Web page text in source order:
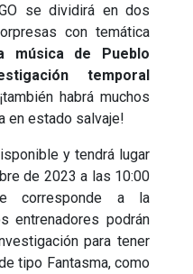
se dividirá en dos
con temática
música de Pueblo
temporal
habrá muchos
en estado salvaje!
y tendrá lugar
de 2023 a las 10:00
corresponde a la
entrenadores podrán
para tener
tipo Fantasma, como